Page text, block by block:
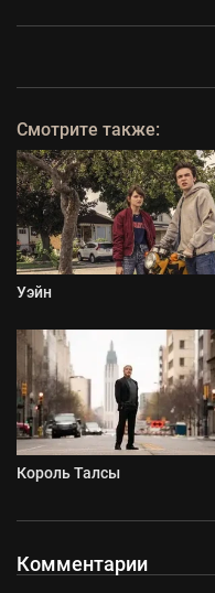
Смотрите также:
Уэйн
Король Талсы
Комментарии